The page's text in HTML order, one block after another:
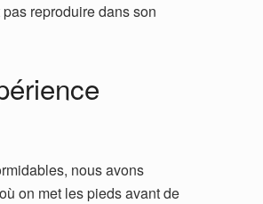
reproduire dans son
nous avons
on met les pieds avant de